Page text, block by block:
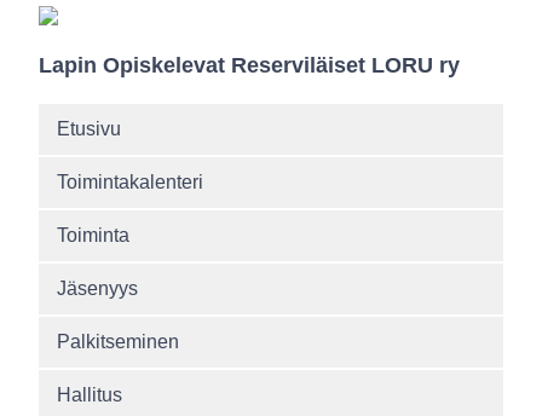
Lapin Opiskelevat Reserviläiset LORU ry
Etusivu
Toimintakalenteri
Toiminta
Jäsenyys
Palkitseminen
Hallitus